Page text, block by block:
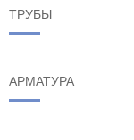
ТРУБЫ
АРМАТУРА